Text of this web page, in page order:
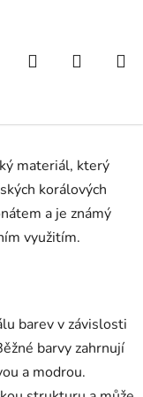
Hledat
materiál, který
korálových
a je známý
využitím.
barev v závislosti
barvy zahrnují
a modrou.